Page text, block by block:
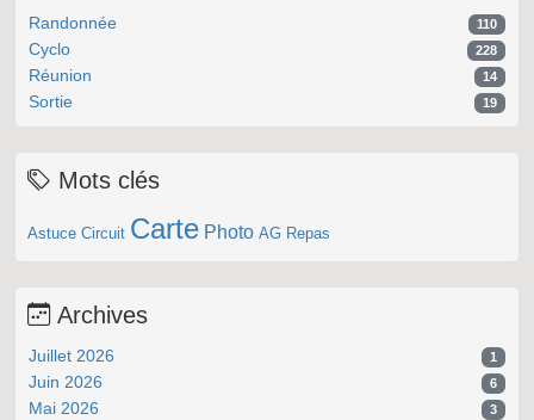
Randonnée 110
Cyclo 228
Réunion 14
Sortie 19
Mots clés
Astuce Circuit Carte Photo AG Repas
Archives
Juillet 2026 1
Juin 2026 6
Mai 2026 3